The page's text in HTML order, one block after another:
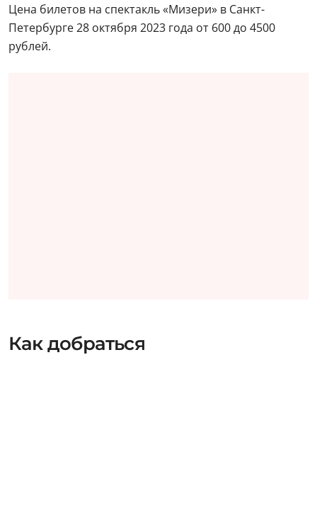
Цена билетов на спектакль «Мизери» в Санкт-
Петербурге 28 октября 2023 года от 600 до 4500
рублей.
Как добраться